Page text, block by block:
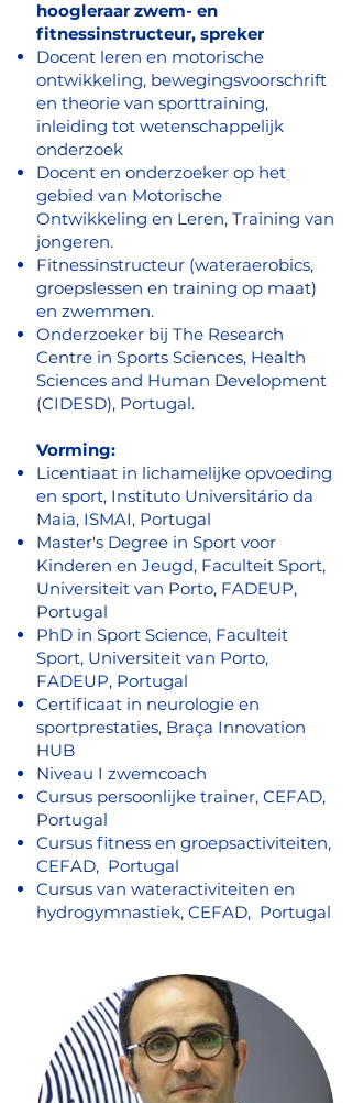
hoogleraar zwem- en
fitnessinstructeur, spreker​
Docent leren en motorische
ontwikkeling, bewegingsvoorschrift
en theorie van sporttraining,
inleiding tot wetenschappelijk
onderzoek
Docent en onderzoeker op het
gebied van Motorische
Ontwikkeling en Leren, Training van
jongeren.
Fitnessinstructeur (wateraerobics,
groepslessen en training op maat)
en zwemmen.
Onderzoeker bij The Research
Centre in Sports Sciences, Health
Sciences and Human Development
(CIDESD), Portugal.
Vorming:
Licentiaat in lichamelijke opvoeding
en sport, Instituto Universitário da
Maia, ISMAI, Portugal
Master's Degree in Sport voor
Kinderen en Jeugd, Faculteit Sport,
Universiteit van Porto, FADEUP,
Portugal
PhD in Sport Science, Faculteit
Sport, Universiteit van Porto,
FADEUP, Portugal
Certificaat in neurologie en
sportprestaties, Braça Innovation
HUB
Niveau I zwemcoach
Cursus persoonlijke trainer, CEFAD,
Portugal
Cursus fitness en groepsactiviteiten,
CEFAD, Portugal
Cursus van wateractiviteiten en
hydrogymnastiek, CEFAD, Portugal